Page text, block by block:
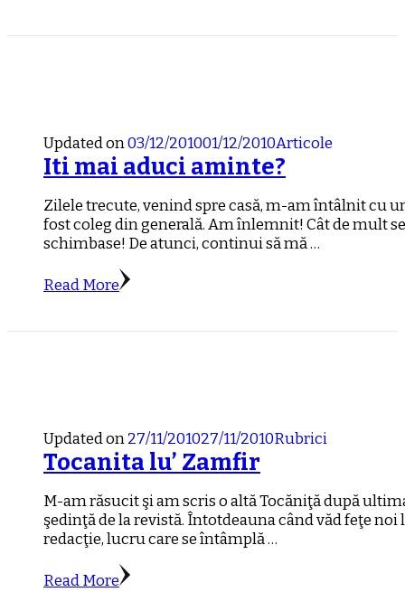
Updated on03/12/201001/12/2010Articole
Iti mai aduci aminte?
Zilele trecute, venind spre casă, m-am întâlnit cu
fost coleg din generală. Am înlemnit! Cât de mult se
schimbase! De atunci, continui să mă …
Read More
Updated on27/11/201027/11/2010Rubrici
Tocanita lu’ Zamfir
M-am răsucit şi am scris o altă Tocăniţă după
şedinţă de la revistă. Întotdeauna când văd feţe noi
redacţie, lucru care se întâmplă …
Read More